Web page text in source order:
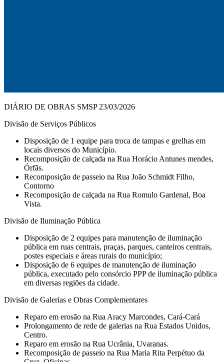
DIÁRIO DE OBRAS SMSP 23/03/2026
Divisão de Serviços Públicos
Disposição de 1 equipe para troca de tampas e grelhas em
locais diversos do Município.
Recomposição de calçada na Rua Horácio Antunes mendes,
Órfãs.
Recomposição de passeio na Rua João Schmidt Filho,
Contorno
Recomposição de calçada na Rua Romulo Gardenal, Boa
Vista.
Divisão de Iluminação Pública
Disposição de 2 equipes para manutenção de iluminação
pública em ruas centrais, praças, parques, canteiros centrais,
postes especiais e áreas rurais do município;
Disposição de 6 equipes de manutenção de iluminação
pública, executado pelo consórcio PPP de iluminação pública
em diversas regiões da cidade.
Divisão de Galerias e Obras Complementares
Reparo em erosão na Rua Aracy Marcondes, Cará-Cará
Prolongamento de rede de galerias na Rua Estados Unidos,
Centro.
Reparo em erosão na Rua Ucrânia, Uvaranas.
Recomposição de passeio na Rua Maria Rita Perpétuo da